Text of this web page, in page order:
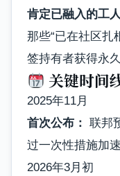
肯定已融入的工人
那些“已在社区扎
签持有者获得永久
关键时间
2025年11月
首次公布： 联邦
过一次性措施加
2026年3月初